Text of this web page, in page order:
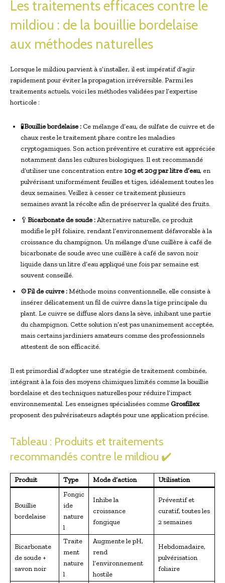
Les traitements efficaces contre le
mildiou : de la bouillie bordelaise
aux méthodes naturelles
Lorsque le mildiou parvient à s’installer, il est impératif d’agir
rapidement pour éviter la propagation irréversible. Parmi les
traitements actuels, voici les méthodes validées par l’expertise
horticole :
🧪Bouillie bordelaise : Ce mélange d’eau, de sulfate de cuivre et de
chaux reste le traitement phare contre les maladies
cryptogamiques. Son action préventive et curative est appréciée
notamment dans les cultures biologiques. Il est recommandé
d’utiliser une concentration entre 10g et 20g par litre d’eau, en
pulvérisant uniformément feuilles et tiges, idéalement toutes les
deux semaines. Veillez à cesser ce traitement plusieurs
semaines avant la récolte afin de préserver la qualité des fruits.
🥄 Bicarbonate de soude :Alternative naturelle, ce produit
modifie le pH foliaire, rendant l’environnement défavorable à la
croissance du champignon. Un mélange d’une cuillère à café de
bicarbonate de soude avec une cuillère à café de savon noir
liquide dans un litre d’eau appliqué une fois par semaine est
souvent conseillé.
⚙️Fil de cuivre :Méthode moins conventionnelle, elle consiste à
insérer délicatement un fil de cuivre dans la tige principale du
plant. Le cuivre se diffuse alors dans la sève, inhibant une partie
du champignon. Cette solution n’est pas unanimement acceptée,
mais certains jardiniers amateurs comme des professionnels
attestent de son efficacité.
Il est primordial d’adopter une stratégie de traitement combinée,
intégrant à la fois des moyens chimiques limités comme la bouillie
bordelaise et des techniques naturelles pour réduire l’impact
environnemental. Les enseignes spécialisées comme Grosfillex
proposent des pulvérisateurs adaptés pour une application précise.
Tableau : Produits et traitements
recommandés contre le mildiou ✔️
Produit Type Mode d’action Utilisation
Bouillie
bordelaise
Fongic
ide
nature
l
Inhibe la
croissance
fongique
Préventif et
curatif, toutes les
2 semaines
Bicarbonate
de soude +
savon noir
Traite
ment
nature
l
Augmente le pH,
rend
l’environnement
hostile
Hebdomadaire,
pulvérisation
foliaire